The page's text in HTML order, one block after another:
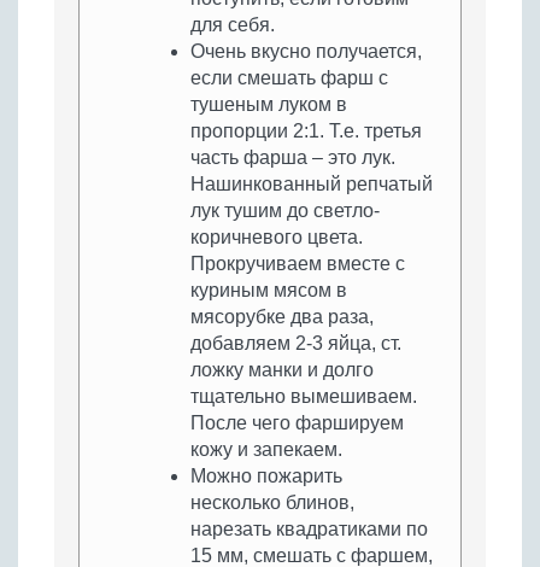
для себя.
Очень вкусно получается,
если смешать фарш с
тушеным луком в
пропорции 2:1. Т.е. третья
часть фарша – это лук.
Нашинкованный репчатый
лук тушим до светло-
коричневого цвета.
Прокручиваем вместе с
куриным мясом в
мясорубке два раза,
добавляем 2-3 яйца, ст.
ложку манки и долго
тщательно вымешиваем.
После чего фаршируем
кожу и запекаем.
Можно пожарить
несколько блинов,
нарезать квадратиками по
15 мм, смешать с фаршем,